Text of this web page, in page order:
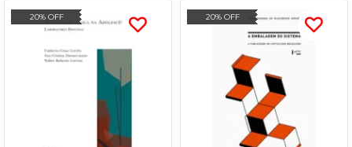
20% OFF 20% OFF